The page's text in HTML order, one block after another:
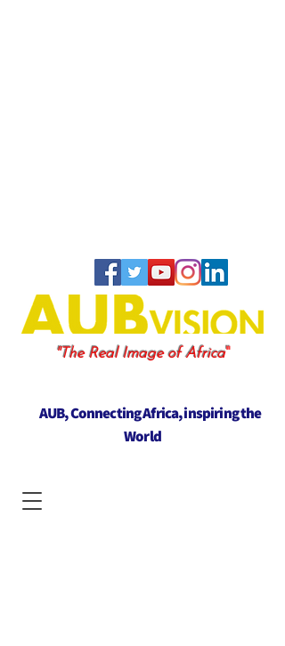
"The Real Image of Africa"
AUB, Connecting Africa, inspiring the
World